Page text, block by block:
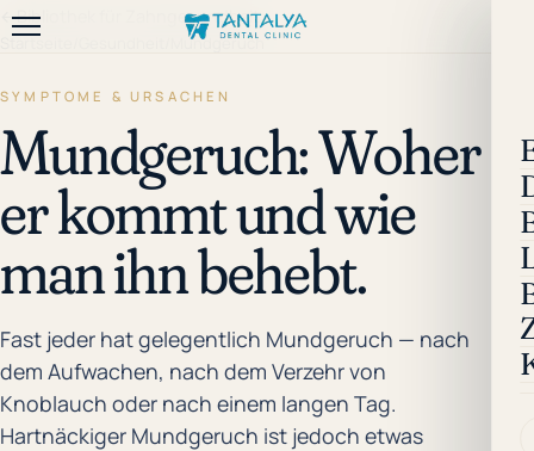
←Bibliothek für Zahngesundheit
Startseite Mundgeruch
SYMPTOME & URSACHEN
Mundgeruch: Woher
er kommt und wie
man ihn behebt.
Fast jeder hat gelegentlich Mundgeruch — nach
dem Aufwachen, nach dem Verzehr von
Knoblauch oder nach einem langen Tag.
Hartnäckiger Mundgeruch ist jedoch etwas